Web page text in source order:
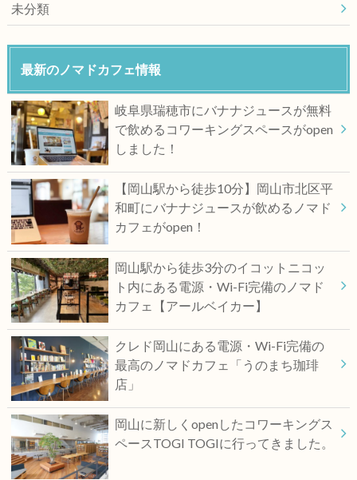
未分類
最新のノマドカフェ情報
岐阜県瑞穂市にバナナジュースが無料
で飲めるコワーキングスペースがopen
しました！
【岡山駅から徒歩10分】岡山市北区平
和町にバナナジュースが飲めるノマド
カフェがopen！
岡山駅から徒歩3分のイコットニコッ
ト内にある電源・Wi-Fi完備のノマド
カフェ【アールベイカー】
クレド岡山にある電源・Wi-Fi完備の
最高のノマドカフェ「うのまち珈琲
店」
岡山に新しくopenしたコワーキングス
ペースTOGI TOGIに行ってきました。